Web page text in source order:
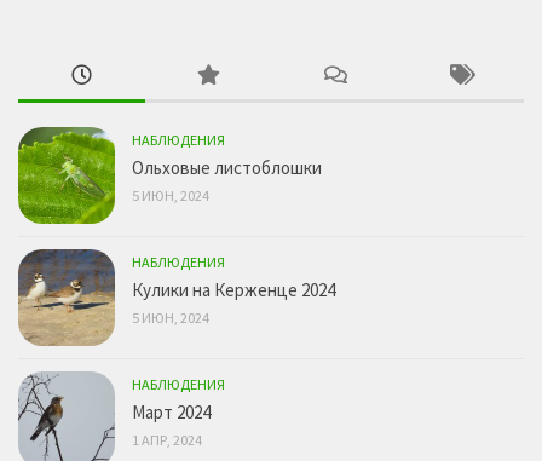
НАБЛЮДЕНИЯ
Ольховые листоблошки
5 ИЮН, 2024
НАБЛЮДЕНИЯ
Кулики на Керженце 2024
5 ИЮН, 2024
НАБЛЮДЕНИЯ
Март 2024
1 АПР, 2024